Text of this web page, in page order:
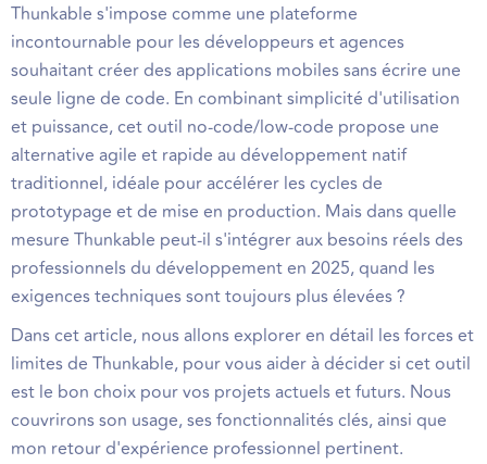
Thunkable s'impose comme une plateforme
incontournable pour les développeurs et agences
souhaitant créer des applications mobiles sans écrire une
seule ligne de code. En combinant simplicité d'utilisation
et puissance, cet outil no-code/low-code propose une
alternative agile et rapide au développement natif
traditionnel, idéale pour accélérer les cycles de
prototypage et de mise en production. Mais dans quelle
mesure Thunkable peut-il s'intégrer aux besoins réels des
professionnels du développement en 2025, quand les
exigences techniques sont toujours plus élevées ?
Dans cet article, nous allons explorer en détail les forces et
limites de Thunkable, pour vous aider à décider si cet outil
est le bon choix pour vos projets actuels et futurs. Nous
couvrirons son usage, ses fonctionnalités clés, ainsi que
mon retour d'expérience professionnel pertinent.